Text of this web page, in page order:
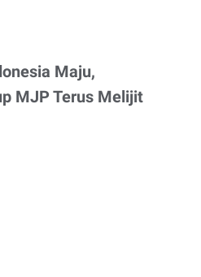
Maju,
MJP Terus Melijit